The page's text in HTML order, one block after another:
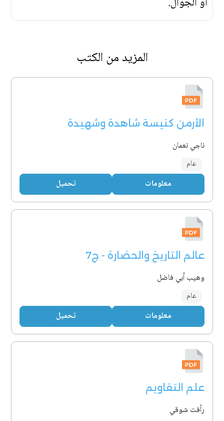
المزيد من الكتب
الأرمن كنيسة شاهدة وشهيدة
ناجي نعمان
عام
معلومات تحميل
عالم التاريخ والحضارة - ج7
وهيب أبي فاضل
عام
معلومات تحميل
علم التقاويم
رأفت شوقي